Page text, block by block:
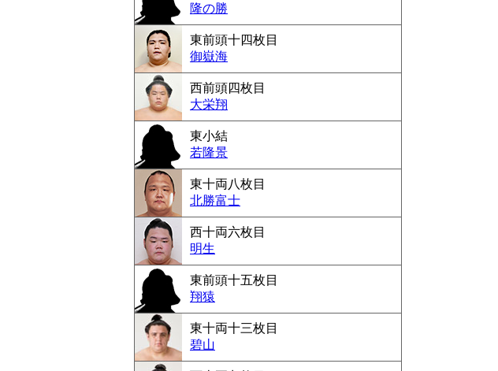
隆の勝
東前頭十四枚目
御嶽海
西前頭四枚目
大栄翔
東小結
若隆景
東十両八枚目
北勝富士
西十両六枚目
明生
東前頭十五枚目
翔猿
東十両十三枚目
碧山